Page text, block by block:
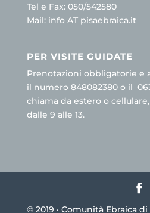
Tel e Fax: 050/542580
Mail: info AT pisaebraica.it
PER VISITE GUIDATE
Prenotazioni obbligatorie e
il numero 848082380 o il
chiama da estero o
dalle 9 alle 13.
© 2019 · Comunità Ebraica